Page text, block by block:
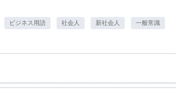
ビジネス用語 社会人 新社会人 一般常識